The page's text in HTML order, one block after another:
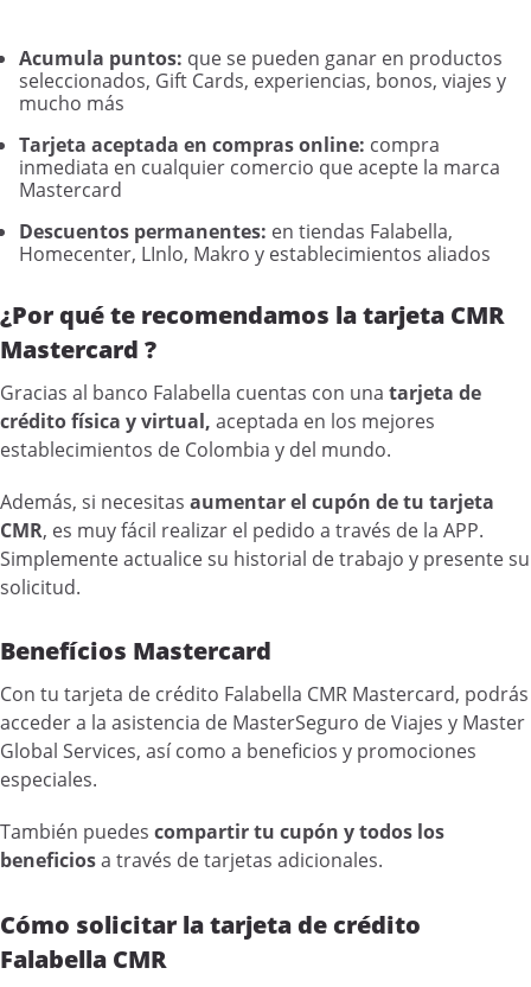
Acumula puntos: que se pueden ganar en productos
seleccionados, Gift Cards, experiencias, bonos, viajes y
mucho más
Tarjeta aceptada en compras online: compra
inmediata en cualquier comercio que acepte la marca
Mastercard
Descuentos permanentes: en tiendas Falabella,
Homecenter, LInlo, Makro y establecimientos aliados
¿Por qué te recomendamos la tarjeta CMR
Mastercard ?
Gracias al banco Falabella cuentas con una tarjeta de
crédito física y virtual, aceptada en los mejores
establecimientos de Colombia y del mundo.
Además, si necesitas aumentar el cupón de tu tarjeta
CMR, es muy fácil realizar el pedido a través de la APP.
Simplemente actualice su historial de trabajo y presente su
solicitud.
Benefícios Mastercard
Con tu tarjeta de crédito Falabella CMR Mastercard, podrás
acceder a la asistencia de MasterSeguro de Viajes y Master
Global Services, así como a beneficios y promociones
especiales.
También puedes compartir tu cupón y todos los
beneficiosa través de tarjetas adicionales.
Cómo solicitar la tarjeta de crédito
Falabella CMR